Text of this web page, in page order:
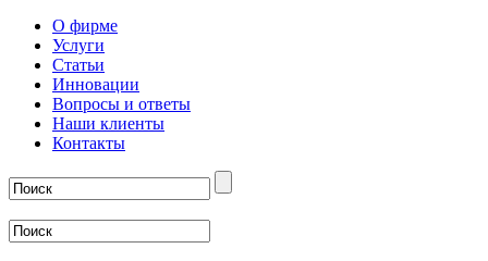
О фирме
Услуги
Статьи
Инновации
Вопросы и ответы
Наши клиенты
Контакты